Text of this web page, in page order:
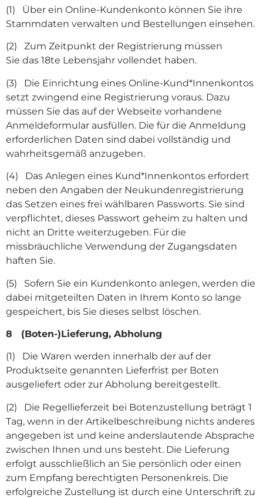
(1) Über ein Online-Kundenkonto können Sie ihre
Stammdaten verwalten und Bestellungen einsehen.
(2) Zum Zeitpunkt der Registrierung müssen
Sie das 18te Lebensjahr vollendet haben.
(3) Die Einrichtung eines Online-Kund*Innenkontos
setzt zwingend eine Registrierung voraus. Dazu
müssen Sie das auf der Webseite vorhandene
Anmeldeformular ausfüllen. Die für die Anmeldung
erforderlichen Daten sind dabei vollständig und
wahrheitsgemäß anzugeben.
(4) Das Anlegen eines Kund*Innenkontos erfordert
neben den Angaben der Neukundenregistrierung
das Setzen eines frei wählbaren Passworts. Sie sind
verpflichtet, dieses Passwort geheim zu halten und
nicht an Dritte weiterzugeben. Für die
missbräuchliche Verwendung der Zugangsdaten
haften Sie.
(5) Sofern Sie ein Kundenkonto anlegen, werden die
dabei mitgeteilten Daten in Ihrem Konto so lange
gespeichert, bis Sie dieses selbst löschen.
8 (Boten-)Lieferung, Abholung
(1) Die Waren werden innerhalb der auf der
Produktseite genannten Lieferfrist per Boten
ausgeliefert oder zur Abholung bereitgestellt.
(2) Die Regellieferzeit bei Botenzustellung beträgt 1
Tag, wenn in der Artikelbeschreibung nichts anderes
angegeben ist und keine anderslautende Absprache
zwischen Ihnen und uns besteht. Die Lieferung
erfolgt ausschließlich an Sie persönlich oder einen
zum Empfang berechtigten Personenkreis. Die
erfolgreiche Zustellung ist durch eine Unterschrift zu